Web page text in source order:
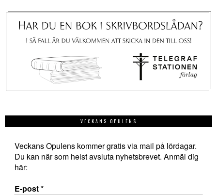
VECKANS OPULENS
Veckans Opulens kommer gratis via mail på lördagar.
Du kan när som helst avsluta nyhetsbrevet. Anmäl dig
här:
E-post*